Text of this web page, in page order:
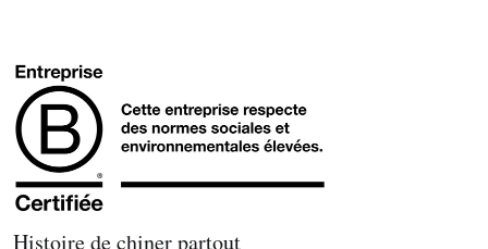
Histoire de chiner partout